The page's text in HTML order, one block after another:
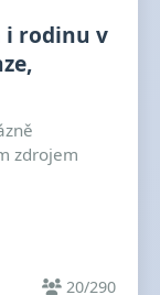
i rodinu v
zdrojem
20/290